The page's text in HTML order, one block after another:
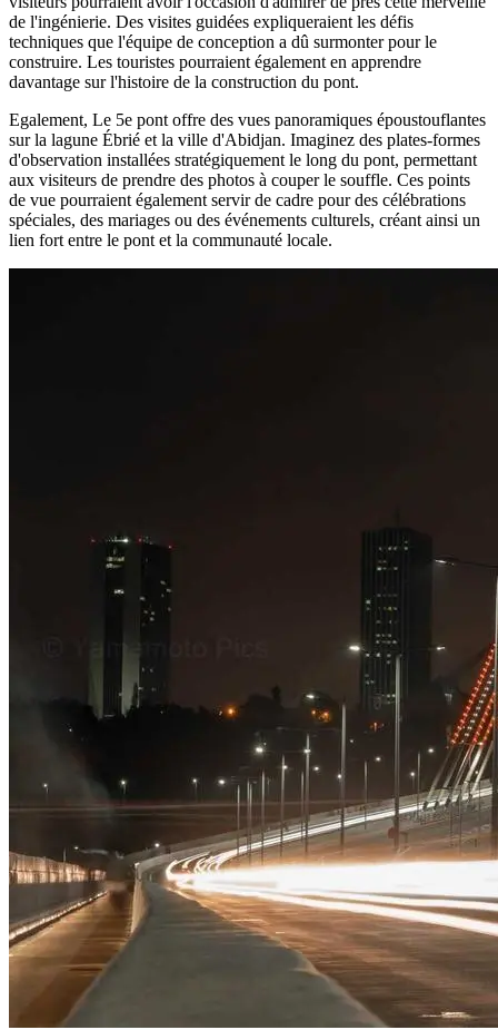
de l'ingénierie. Des visites guidées expliqueraient les défis
techniques que l'équipe de conception a dû surmonter pour le
construire. Les touristes pourraient également en apprendre
davantage sur l'histoire de la construction du pont.
Egalement, Le 5e pont offre des vues panoramiques époustouflantes
sur la lagune Ébrié et la ville d'Abidjan. Imaginez des plates-formes
d'observation installées stratégiquement le long du pont, permettant
aux visiteurs de prendre des photos à couper le souffle. Ces points
de vue pourraient également servir de cadre pour des célébrations
spéciales, des mariages ou des événements culturels, créant ainsi un
lien fort entre le pont et la communauté locale.